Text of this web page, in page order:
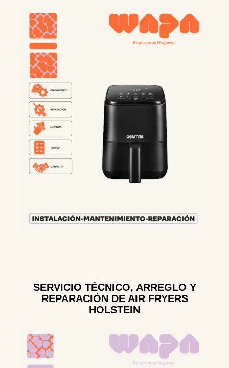
SERVICIO TÉCNICO, ARREGLO Y
REPARACIÓN DE AIR FRYERS
HOLSTEIN